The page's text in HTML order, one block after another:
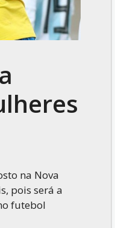
na Nova
pois será a
futebol